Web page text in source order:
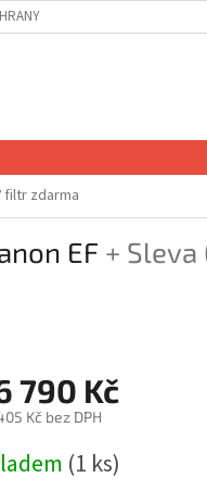
OSOBNÍCH ÚDAJŮ
filtr zdarma
EF +
790 Kč
Kč bez DPH
(1 ks)